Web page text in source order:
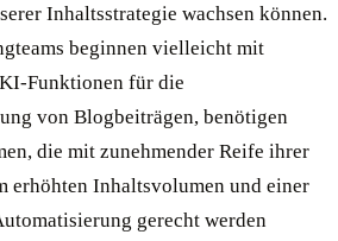
Inhaltsstrategie wachsen können.
beginnen vielleicht mit
Funktionen für die
von Blogbeiträgen, benötigen
die mit zunehmender Reife ihrer
erhöhten Inhaltsvolumen und einer
gerecht werden